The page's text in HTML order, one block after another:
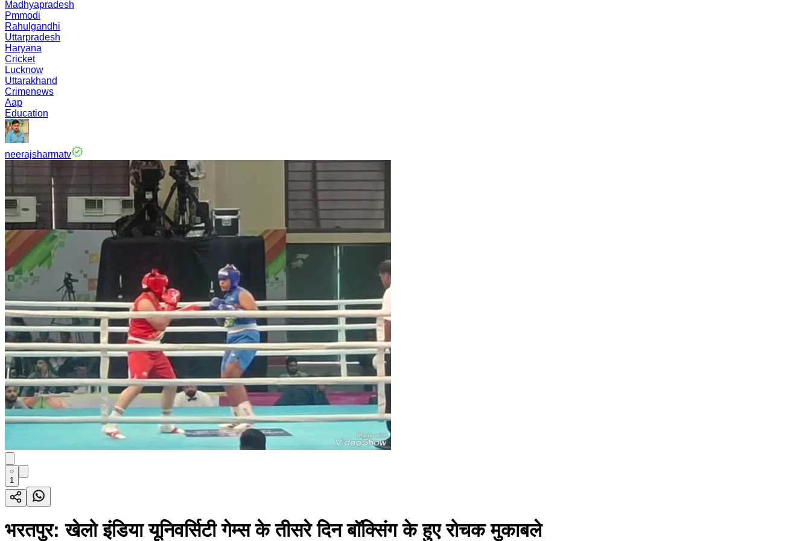
Madhyapradesh
Pmmodi
Rahulgandhi
Uttarpradesh
Haryana
Cricket
Lucknow
Uttarakhand
Crimenews
Aap
Education
neerajsharmatv
1
भरतपुर: खेलो इंडिया यूनिवर्सिटी गेम्स के तीसरे दिन बॉक्सिंग के हुए रोचक मुकाबले